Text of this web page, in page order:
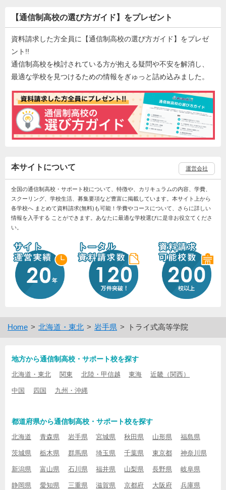
【通信制高校の選び方ガイド】をプレゼント
資料請求した方全員に【通信制高校の選び方ガイド】をプレゼ
ント!!
通信制高校を検討されている方が抱える疑問や不安を解消し、
最適な学校を見つけるための情報をぎゅっと詰め込みました。
本サイトについて 運営会社
全国の通信制高校・サポート校について、特徴や、カリキュラムの内容、学費、
スクーリング、学校生活、募集要項など豊富に掲載しています。本サイト上から
各学校へ まとめて資料請求(無料)も可能！学費やコースについて、さらに詳しい
情報を入手する ことができます。あなたに最適な学校選びに是非お役立てくださ
い。
Home 北海道・東北 岩手県 トライ式高等学院
地方から通信制高校・サポート校を探す
北海道・東北 関東 北陸・甲信越 東海 近畿（関西）
中国 四国 九州・沖縄
都道府県から通信制高校・サポート校を探す
北海道 青森県 岩手県 宮城県 秋田県 山形県 福島県
茨城県 栃木県 群馬県 埼玉県 千葉県 東京都 神奈川県
新潟県 富山県 石川県 福井県 山梨県 長野県 岐阜県
静岡県 愛知県 三重県 滋賀県 京都府 大阪府 兵庫県